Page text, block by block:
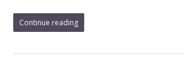
Continue reading